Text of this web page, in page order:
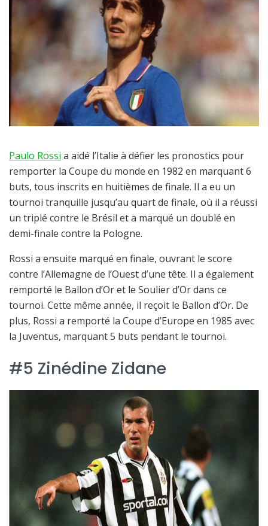
Paulo Rossi a aidé l’Italie à défier les pronostics pour
remporter la Coupe du monde en 1982 en marquant 6
buts, tous inscrits en huitièmes de finale. Il a eu un
tournoi tranquille jusqu’au quart de finale, où il a réussi
un triplé contre le Brésil et a marqué un doublé en
demi-finale contre la Pologne.
Rossi a ensuite marqué en finale, ouvrant le score
contre l’Allemagne de l’Ouest d’une tête. Il a également
remporté le Ballon d’Or et le Soulier d’Or dans ce
tournoi. Cette même année, il reçoit le Ballon d’Or. De
plus, Rossi a remporté la Coupe d’Europe en 1985 avec
la Juventus, marquant 5 buts pendant le tournoi.
#5 Zinédine Zidane